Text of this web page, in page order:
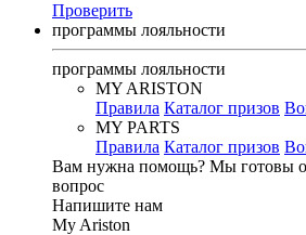
Проверить
программы лояльности
программы лояльности
MY ARISTON
Правила Каталог призов
MY PARTS
Правила Каталог призов
Вам нужна помощь? Мы готовы
вопрос
Напишите нам
My Ariston